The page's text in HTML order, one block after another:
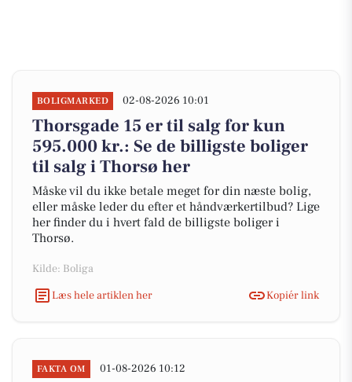
BOLIGMARKED 02-08-2026 10:01
Thorsgade 15 er til salg for kun
595.000 kr.: Se de billigste boliger
til salg i Thorsø her
Måske vil du ikke betale meget for din næste bolig,
eller måske leder du efter et håndværkertilbud? Lige
her finder du i hvert fald de billigste boliger i
Thorsø.
Kilde: Boliga
Læs hele artiklen her
Kopiér link
FAKTA OM 01-08-2026 10:12